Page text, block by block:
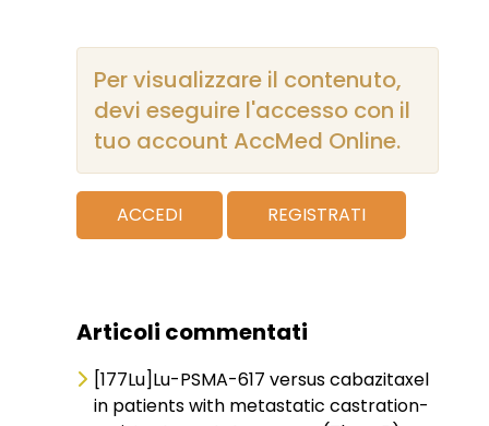
Per visualizzare il contenuto,
devi eseguire l'accesso con il
tuo account AccMed Online.
ACCEDI REGISTRATI
Articoli commentati
[177Lu]Lu-PSMA-617 versus cabazitaxel
in patients with metastatic castration-